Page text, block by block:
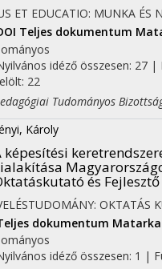
ET EDUCATIO: MUNKA ÉS
Teljes dokumentum
idéző összesen: 27|
22
Tudományos
Károly
képesítési
és
OKTATÁS
dokumentum Matarka
idéző összesen: 1 |